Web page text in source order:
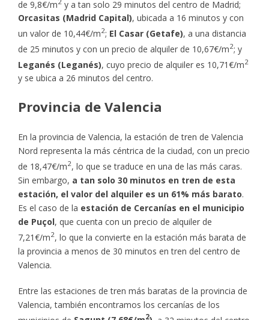
de 9,8€/m y a tan solo 29 minutos del centro de Madrid;
Orcasitas (Madrid Capital), ubicada a 16 minutos y con
un valor de 10,44€/m2; El Casar (Getafe), a una distancia
de 25 minutos y con un precio de alquiler de 10,67€/m2; y
Leganés (Leganés), cuyo precio de alquiler es 10,71€/m2
y se ubica a 26 minutos del centro.
Provincia de Valencia
En la provincia de Valencia, la estación de tren de Valencia
Nord representa la más céntrica de la ciudad, con un precio
de 18,47€/m2, lo que se traduce en una de las más caras.
Sin embargo, a tan solo 30 minutos en tren de esta
estación, el valor del alquiler es un 61% más barato.
Es el caso de la estación de Cercanías en el municipio
de Puçol, que cuenta con un precio de alquiler de
7,21€/m2, lo que la convierte en la estación más barata de
la provincia a menos de 30 minutos en tren del centro de
Valencia.
Entre las estaciones de tren más baratas de la provincia de
Valencia, también encontramos los cercanías de los
2